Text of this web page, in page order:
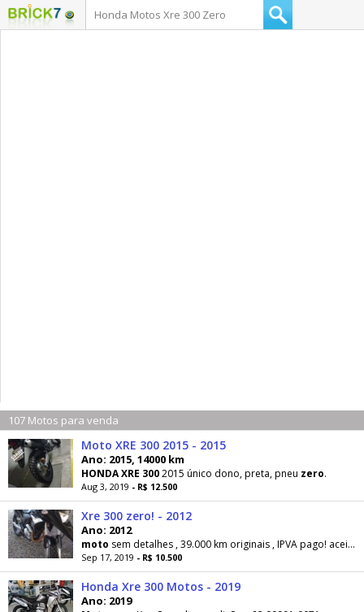
107 Motos para venda
Moto XRE 300 2015 - 2015
Ano: 2015, 14000 km
HONDAXRE 3002015 único dono, preta, pneu zero.
Aug 3, 2019 - R$ 12.500
Xre 300 zero! - 2012
Ano: 2012
moto sem detalhes , 39.000 km originais , IPVA pago! aceito troca , não pago Fipe!
Sep 17, 2019 - R$ 10.500
Honda Xre 300 Motos - 2019
Ano: 2019